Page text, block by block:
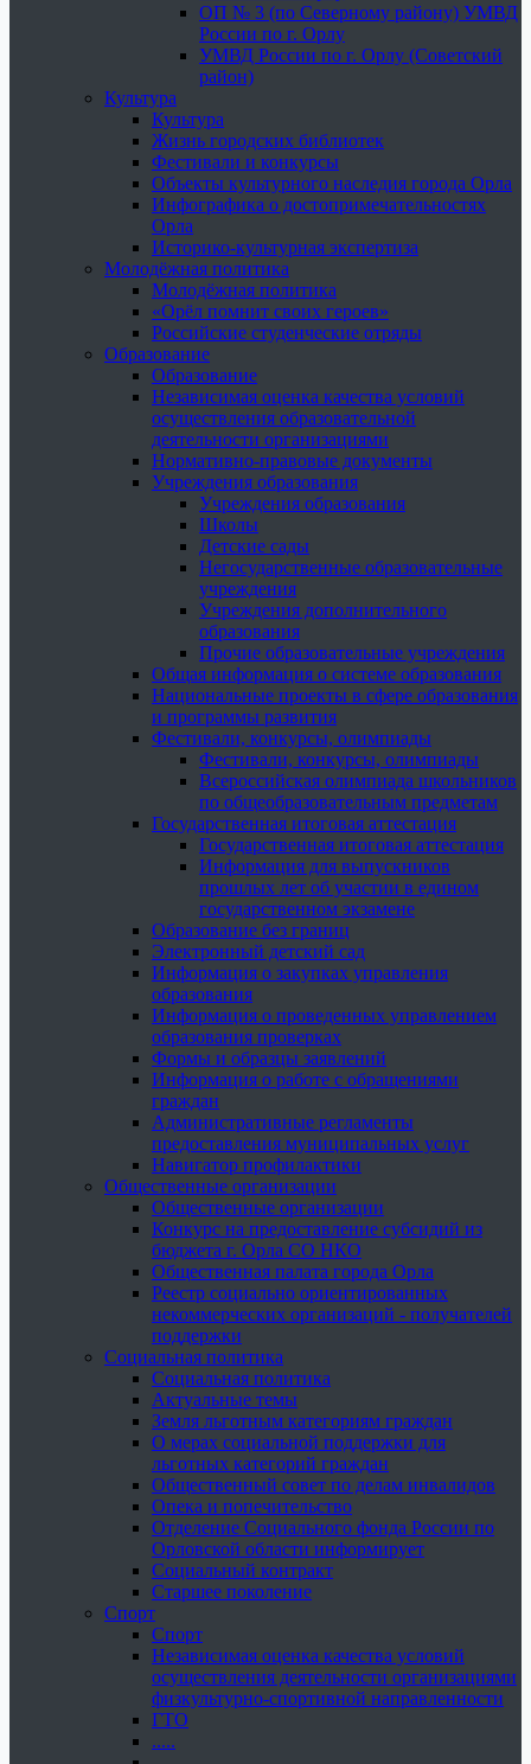
ОП № 3 (по Северному району) УМВД
России по г. Орлу
УМВД России по г. Орлу (Советский
район)
Культура
Культура
Жизнь городских библиотек
Фестивали и конкурсы
Объекты культурного наследия города Орла
Инфографика о достопримечательностях
Орла
Историко-культурная экспертиза
Молодёжная политика
Молодёжная политика
«Орёл помнит своих героев»
Российские студенческие отряды
Образование
Образование
Независимая оценка качества условий
осуществления образовательной
деятельности организациями
Нормативно-правовые документы
Учреждения образования
Учреждения образования
Школы
Детские сады
Негосударственные образовательные
учреждения
Учреждения дополнительного
образования
Прочие образовательные учреждения
Общая информация о системе образования
Национальные проекты в сфере образования
и программы развития
Фестивали, конкурсы, олимпиады
Фестивали, конкурсы, олимпиады
Всероссийская олимпиада школьников
по общеобразовательным предметам
Государственная итоговая аттестация
Государственная итоговая аттестация
Информация для выпускников
прошлых лет об участии в едином
государственном экзамене
Образование без границ
Электронный детский сад
Информация о закупках управления
образования
Информация о проведенных управлением
образования проверках
Формы и образцы заявлений
Информация о работе с обращениями
граждан
Административные регламенты
предоставления муниципальных услуг
Навигатор профилактики
Общественные организации
Общественные организации
Конкурс на предоставление субсидий из
бюджета г. Орла СО НКО
Общественная палата города Орла
Реестр социально ориентированных
некоммерческих организаций - получателей
поддержки
Социальная политика
Социальная политика
Актуальные темы
Земля льготным категориям граждан
О мерах социальной поддержки для
льготных категорий граждан
Общественный совет по делам инвалидов
Опека и попечительство
Отделение Социального фонда России по
Орловской области информирует
Социальный контракт
Старшее поколение
Спорт
Спорт
Независимая оценка качества условий
осуществления деятельности организациями
физкультурно-спортивной направленности
ГТО
.....